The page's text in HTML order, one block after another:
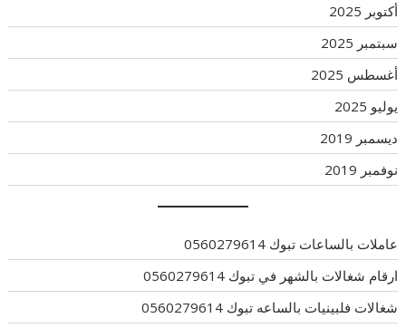
أكتوبر 2025
سبتمبر 2025
أغسطس 2025
يوليو 2025
ديسمبر 2019
نوفمبر 2019
عاملات بالساعات تبوك 0560279614
ارقام شغالات بالشهر في تبوك 0560279614
شغالات فلبينيات بالساعه تبوك 0560279614